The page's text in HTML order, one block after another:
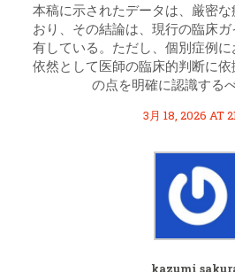
本稿に示されたデータは、厳密
おり、その結論は、現行の臨床
有している。ただし、個別症例に
依然として医師の臨床的判断に
の点を明確に認識する
3月 18, 2026 AT
kazumi